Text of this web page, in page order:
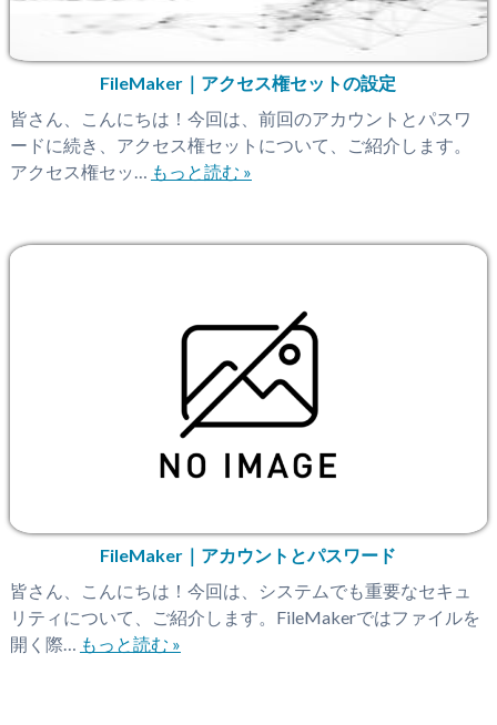
FileMaker｜アクセス権セットの設定
皆さん、こんにちは！今回は、前回のアカウントとパスワ
ードに続き、アクセス権セットについて、ご紹介します。
アクセス権セッ…
もっと読む »
FileMaker｜アカウントとパスワード
皆さん、こんにちは！今回は、システムでも重要なセキュ
リティについて、ご紹介します。FileMakerではファイルを
開く際… もっと読む »